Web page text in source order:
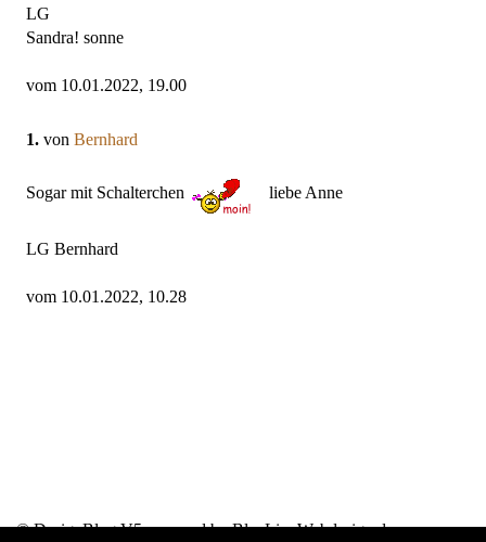
LG
Sandra! sonne
vom 10.01.2022, 19.00
1. von Bernhard
Sogar mit Schalterchen liebe Anne
LG Bernhard
vom 10.01.2022, 10.28
© DesignBlog V5 powered by BlueLionWebdesign.de